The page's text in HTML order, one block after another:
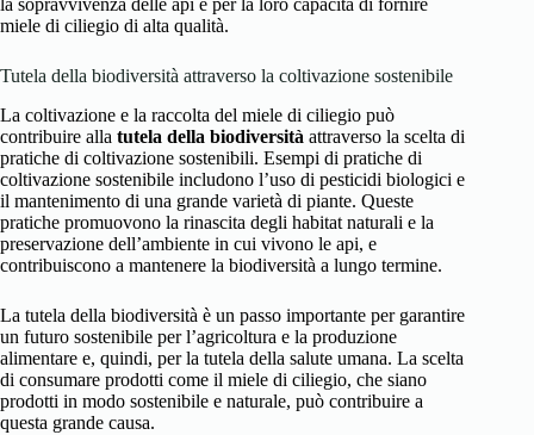
la sopravvivenza delle api e per la loro capacità di fornire
miele di ciliegio di alta qualità.
Tutela della biodiversità attraverso la coltivazione sostenibile
La coltivazione e la raccolta del miele di ciliegio può
contribuire alla tutela della biodiversità attraverso la scelta di
pratiche di coltivazione sostenibili. Esempi di pratiche di
coltivazione sostenibile includono l’uso di pesticidi biologici e
il mantenimento di una grande varietà di piante. Queste
pratiche promuovono la rinascita degli habitat naturali e la
preservazione dell’ambiente in cui vivono le api, e
contribuiscono a mantenere la biodiversità a lungo termine.
La tutela della biodiversità è un passo importante per garantire
un futuro sostenibile per l’agricoltura e la produzione
alimentare e, quindi, per la tutela della salute umana. La scelta
di consumare prodotti come il miele di ciliegio, che siano
prodotti in modo sostenibile e naturale, può contribuire a
questa grande causa.